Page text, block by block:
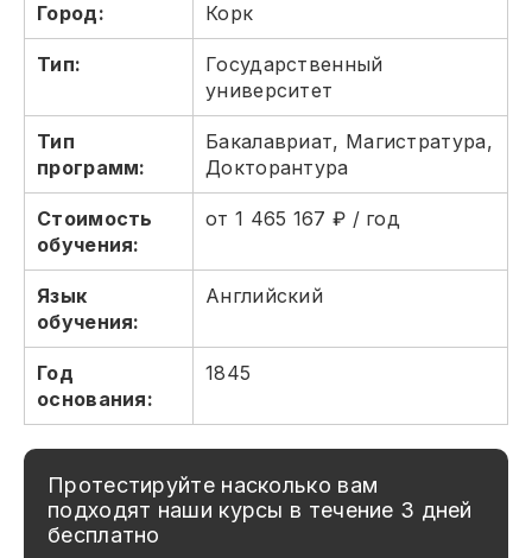
Город: Корк
Тип:
Государственный
университет
Тип
программ:
Бакалавриат, Магистратура,
Докторантура
Стоимость
обучения:
от 1 465 167 ₽ / год
Язык
обучения:
Английский
Год
основания:
1845
Протестируйте насколько вам
подходят наши курсы в течение 3 дней
бесплатно